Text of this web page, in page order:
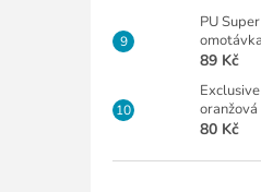
PU
89 Kč
oranžová
80 Kč